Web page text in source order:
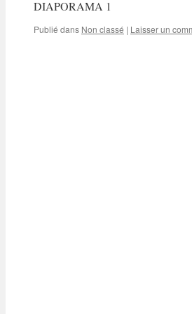
DIAPORAMA 1
Publié dans Non classé | Laisser un